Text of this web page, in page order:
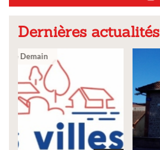
Dernières actualités